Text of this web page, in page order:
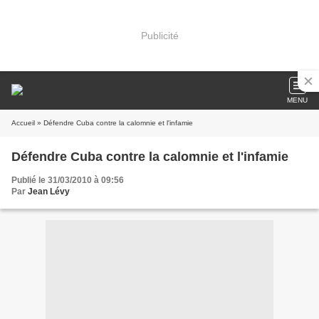
Publicité
MENU
Accueil » Défendre Cuba contre la calomnie et l'infamie
Défendre Cuba contre la calomnie et l'infamie
Publié le 31/03/2010 à 09:56
Par Jean Lévy